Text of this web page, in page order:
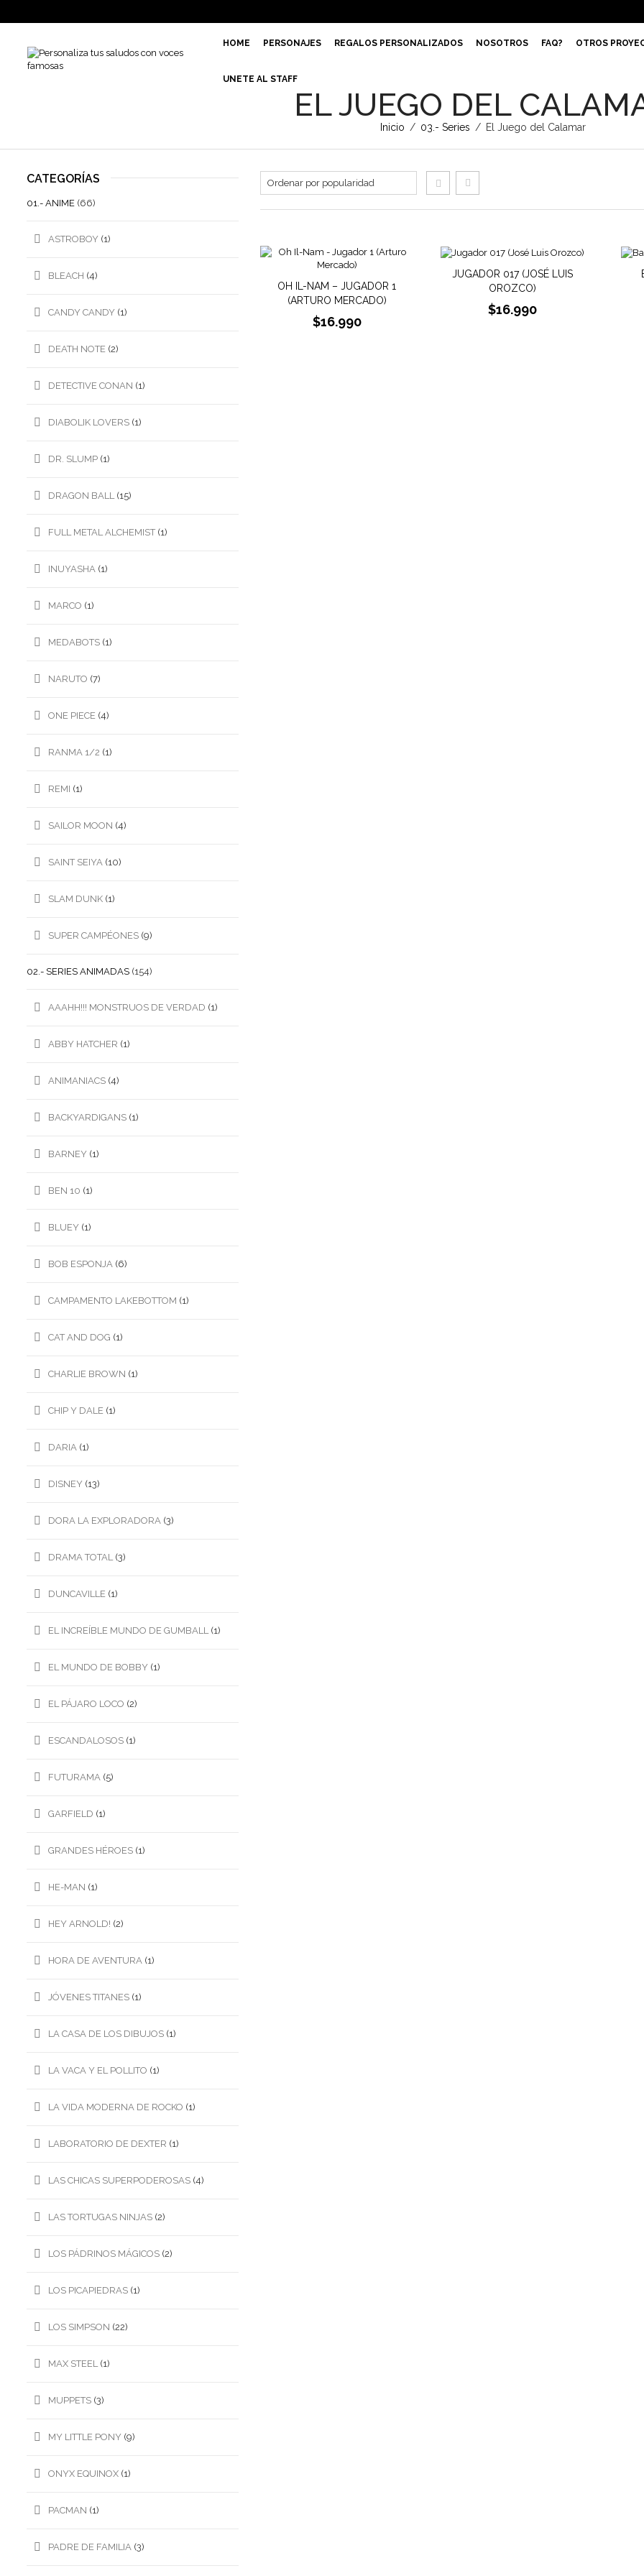
HOME PERSONAJES REGALOS PERSONALIZADOS NOSOTROS FAQ? OTROS
UNETE AL STAFF
EL JUEGO DEL
Inicio / 03.- Series / El Juego del Calamar
OH IL-NAM – JUGADOR 1
(ARTURO MERCADO)
$16.990
JUGADOR 017 (JOSÉ LUIS
OROZCO)
$16.990
CATEGORÍAS
01.- ANIME (66)
ASTROBOY (1)
BLEACH (4)
CANDY CANDY (1)
DEATH NOTE (2)
DETECTIVE CONAN (1)
DIABOLIK LOVERS (1)
DR. SLUMP (1)
DRAGON BALL (15)
FULL METAL ALCHEMIST (1)
INUYASHA (1)
MARCO (1)
MEDABOTS (1)
NARUTO (7)
ONE PIECE (4)
RANMA 1/2 (1)
REMI (1)
SAILOR MOON (4)
SAINT SEIYA (10)
SLAM DUNK (1)
SUPER CAMPÉONES (9)
02.- SERIES ANIMADAS (154)
AAAHH!!! MONSTRUOS DE VERDAD (1)
ABBY HATCHER (1)
ANIMANIACS (4)
BACKYARDIGANS (1)
BARNEY (1)
BEN 10 (1)
BLUEY (1)
BOB ESPONJA (6)
CAMPAMENTO LAKEBOTTOM (1)
CAT AND DOG (1)
CHARLIE BROWN (1)
CHIP Y DALE (1)
DARIA (1)
DISNEY (13)
DORA LA EXPLORADORA (3)
DRAMA TOTAL (3)
DUNCAVILLE (1)
EL INCREÍBLE MUNDO DE GUMBALL (1)
EL MUNDO DE BOBBY (1)
EL PÁJARO LOCO (2)
ESCANDALOSOS (1)
FUTURAMA (5)
GARFIELD (1)
GRANDES HÉROES (1)
HE-MAN (1)
HEY ARNOLD! (2)
HORA DE AVENTURA (1)
JÓVENES TITANES (1)
LA CASA DE LOS DIBUJOS (1)
LA VACA Y EL POLLITO (1)
LA VIDA MODERNA DE ROCKO (1)
LABORATORIO DE DEXTER (1)
LAS CHICAS SUPERPODEROSAS (4)
LAS TORTUGAS NINJAS (2)
LOS PÁDRINOS MÁGICOS (2)
LOS PICAPIEDRAS (1)
LOS SIMPSON (22)
MAX STEEL (1)
MUPPETS (3)
MY LITTLE PONY (9)
ONYX EQUINOX (1)
PACMAN (1)
PADRE DE FAMILIA (3)